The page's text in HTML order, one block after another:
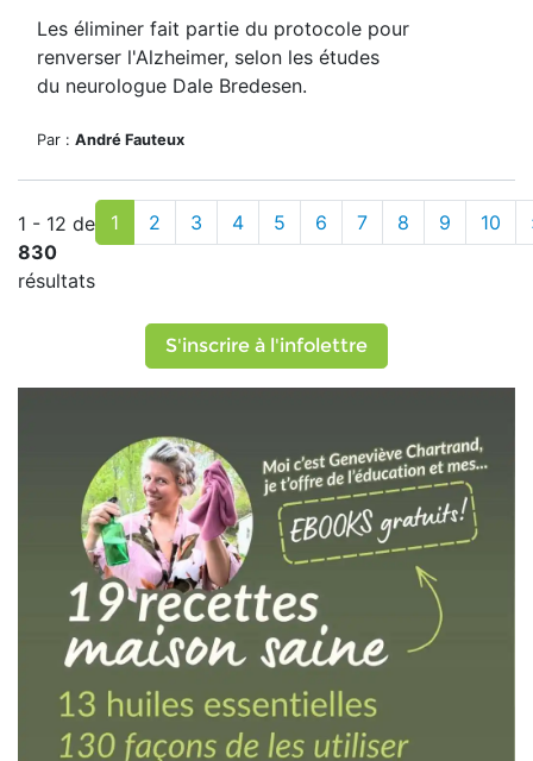
Les éliminer fait partie du protocole pour
renverser l'Alzheimer, selon les études
du neurologue Dale Bredesen.
Par : André Fauteux
1 - 12 de
830
résultats
1 2 3 4 5 6 7 8 9 10
S'inscrire à l'infolettre